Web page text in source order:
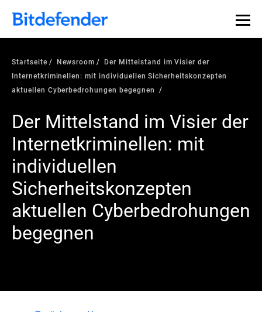
Startseite Newsroom
Der Mittelstand im Visier der
Internetkriminellen: mit individuellen Sicherheitskonzepten
aktuellen Cyberbedrohungen begegnen
Der Mittelstand im Visier der
Internetkriminellen: mit
individuellen
Sicherheitskonzepten
aktuellen Cyberbedrohungen
begegnen